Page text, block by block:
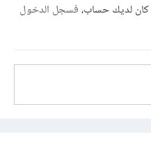
كان لديك حساب،فسجل الدخول